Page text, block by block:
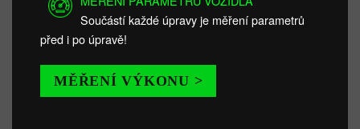
Součástí každé úpravy je měření parametrů
před i po úpravě!
MĚŘENÍ VÝKONU >